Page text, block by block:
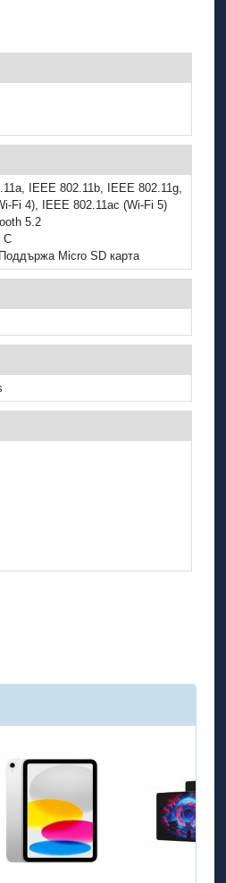
IEEE 802.11b, IEEE 802.11g,
4), IEEE 802.11ac (Wi‑Fi 5)
5.2
C
Micro SD карта